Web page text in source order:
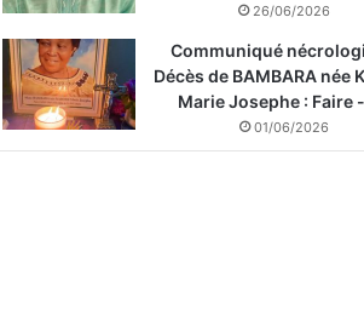
26/06/2026
Communiqué
Décès de BAMBARA née
Marie Josephe : Faire
01/06/2026